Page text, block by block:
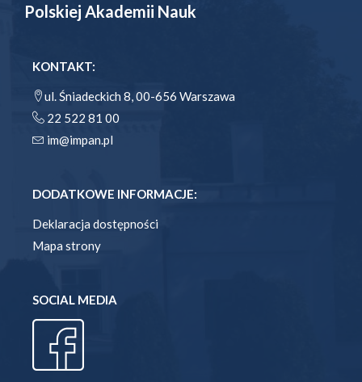
Polskiej Akademii Nauk
KONTAKT:
ul. Śniadeckich 8, 00-656 Warszawa
22 522 81 00
im@impan.pl
DODATKOWE INFORMACJE:
Deklaracja dostępności
Mapa strony
SOCIAL MEDIA